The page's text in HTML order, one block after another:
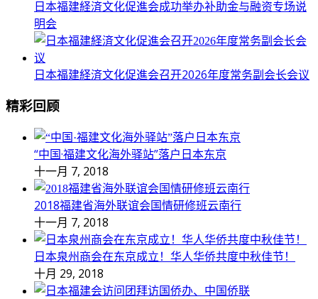
日本福建経済文化促進会成功举办补助金与融资专场说
明会
日本福建経済文化促進会召开2026年度常务副会长会议
精彩回顾
“中国·福建文化海外驿站”落户日本东京
十一月 7, 2018
2018福建省海外联谊会国情研修班云南行
十一月 7, 2018
日本泉州商会在东京成立！华人华侨共度中秋佳节！
十月 29, 2018